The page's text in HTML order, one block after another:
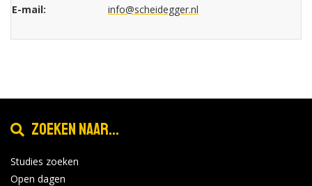
E-mail: info@scheidegger.nl
Zoeken naar...
Studies zoeken
Open dagen